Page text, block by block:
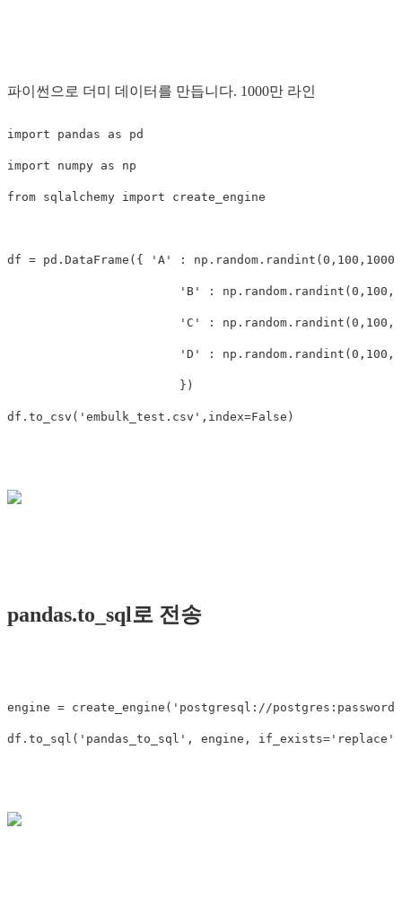
파이썬으로 더미 데이터를 만듭니다. 1000만 라인
import pandas as pd
import numpy as np
from sqlalchemy import create_engine
df = pd . DataFrame ({ 'A' : np . random . randint ( 0 , 100 ,
'B' : np . random . randint ( 0 , 100 ,
'C' : np . random . randint ( 0 , 100 ,
'D' : np . random . randint ( 0 , 100 ,
})
df . to_csv ( 'embulk_test.csv' , index=False )
pandas.to_sql로 전송
engine = create_engine ( 'postgresql://
df . to_sql ( 'pandas_to_sql' , engine , if_exists= 'replace'